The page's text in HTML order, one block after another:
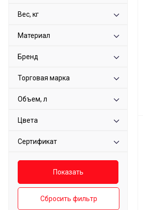
Вес, кг
Материал
Бренд
Торговая марка
Объем, л
Цвета
Сертификат
Сбросить фильтр